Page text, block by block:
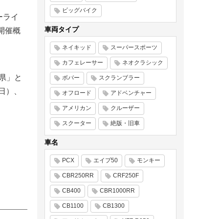
イ
催概
」と
）、
ビッグバイク
車両タイプ
ネイキッド スーパースポーツ
カフェレーサー ネオクラシック
ボバー スクランブラー
オフロード アドベンチャー
アメリカン クルーザー
スクーター 絶版・旧車
車名
PCX エイプ50 モンキー
CBR250RR CRF250F
CB400 CBR1000RR
CB1100 CB1300